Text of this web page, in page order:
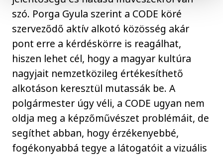
szó. Porga Gyula szerint a CODE köré
szerveződő aktív alkotó közösség akár
pont erre a kérdéskörre is reagálhat,
hiszen lehet cél, hogy a magyar kultúra
nagyjait nemzetközileg értékesíthető
alkotáson keresztül mutassák be. A
polgármester úgy véli, a CODE ugyan nem
oldja meg a képzőművészet problémáit, de
segíthet abban, hogy érzékenyebbé,
fogékonyabbá tegye a látogatóit a vizuális